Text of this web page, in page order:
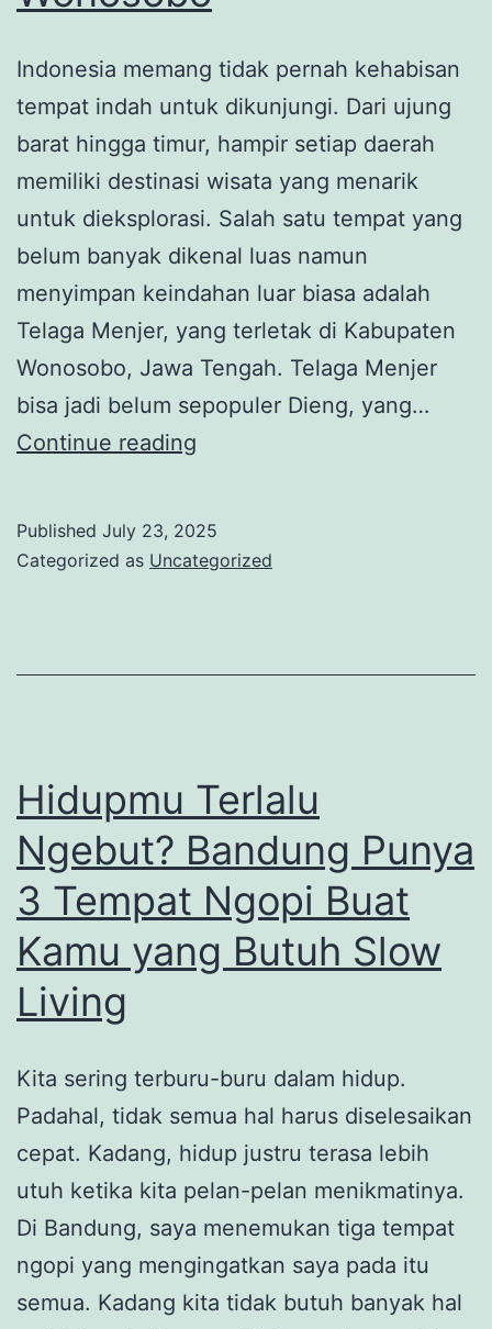
Indonesia memang tidak pernah kehabisan
tempat indah untuk dikunjungi. Dari ujung
barat hingga timur, hampir setiap daerah
memiliki destinasi wisata yang menarik
untuk dieksplorasi. Salah satu tempat yang
belum banyak dikenal luas namun
menyimpan keindahan luar biasa adalah
Telaga Menjer, yang terletak di Kabupaten
Wonosobo, Jawa Tengah. Telaga Menjer
bisa jadi belum sepopuler Dieng, yang…
Continue reading
yang
Published July 23, 2025
Categorized as Uncategorized
Hidupmu Terlalu
Ngebut? Bandung Punya
3 Tempat Ngopi Buat
Kamu yang Butuh Slow
Living
Kita sering terburu-buru dalam hidup.
Padahal, tidak semua hal harus diselesaikan
cepat. Kadang, hidup justru terasa lebih
utuh ketika kita pelan-pelan menikmatinya.
Di Bandung, saya menemukan tiga tempat
ngopi yang mengingatkan saya pada itu
semua. Kadang kita tidak butuh banyak hal